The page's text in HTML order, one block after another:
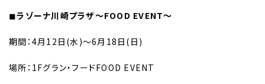
◼︎ラゾーナ川崎プラザ〜FOOD EVENT〜
期間：4月12日(水)〜6月18日(日)
場所：1Fグラン・フードFOOD EVENT